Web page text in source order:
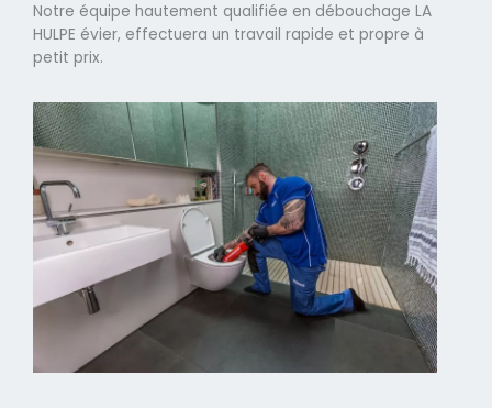
Notre équipe hautement qualifiée en débouchage LA
HULPE évier, effectuera un travail rapide et propre à
petit prix.